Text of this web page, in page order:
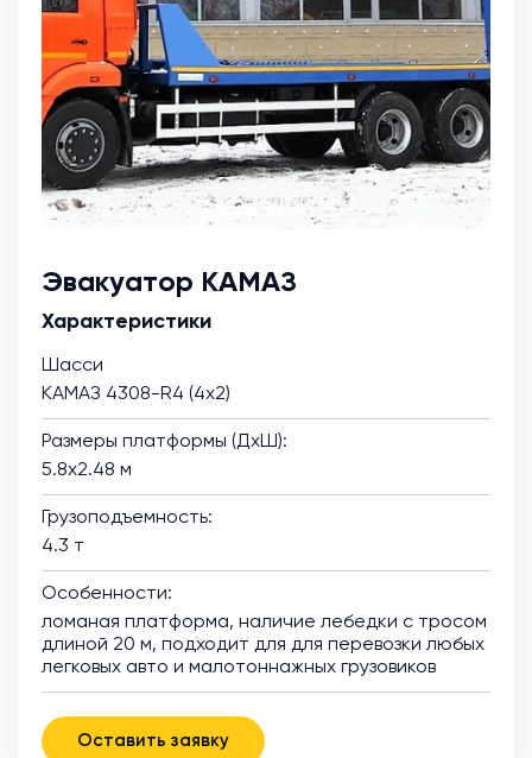
Эвакуатор КАМАЗ
Характеристики
Шасси
КАМАЗ 4308-R4 (4х2)
Размеры платформы (ДхШ):
5.8х2.48 м
Грузоподъемность:
4.3 т
Особенности:
ломаная платформа, наличие лебедки с тросом
длиной 20 м, подходит для для перевозки любых
легковых авто и малотоннажных грузовиков
Оставить заявку